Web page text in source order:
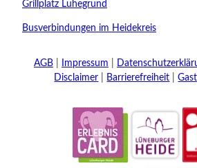
Grillplatz Luhegrund
Busverbindungen im Heidekreis
AGB Impressum
Disclaimer
Barrierefreiheit